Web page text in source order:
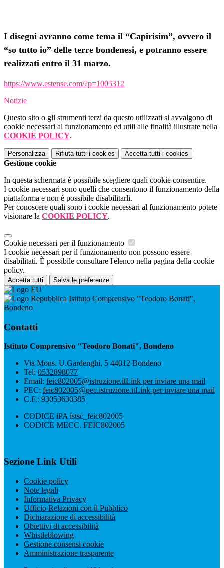
I disegni avranno come tema il “Capirisim”, ovvero il
“so tutto io” delle terre bondenesi, e potranno essere
realizzati entro il 31 marzo.
https://www.estense.com/?p=1005312
Notizie
Questo sito o gli strumenti terzi da questo utilizzati si avvalgono di
cookie necessari al funzionamento ed utili alle finalità illustrate nella
COOKIE POLICY.
Personalizza Rifiuta tutti i cookies Accetta tutti i cookies
Gestione cookie
In questa schermata è possibile scegliere quali cookie consentire.
I cookie necessari sono quelli che consentono il funzionamento della
piattaforma e non è possibile disabilitarli.
Per conoscere quali sono i cookie necessari al funzionamento potete
visionare la COOKIE POLICY.
Cookie necessari per il funzionamento
I cookie necessari per il funzionamento non possono essere
disabilitati. È possibile consultare l'elenco nella pagina della cookie
policy.
Accetta tutti Salva le preferenze
Istituto Comprensivo "Teodoro Bonati",
Bondeno
Contatti
Istituto Comprensivo "Teodoro Bonati", Bondeno
Via Mons. U.Gardenghi, 5 44012 Bondeno
Tel: 0532898077
Email: feic802005@istruzione.itLink per inviare una mail
PEC: feic802005@pec.istruzione.itLink per inviare una mail
C.F.: 93053630385
CODICE iPA istsc_feic802005
CODICE MECC. FEIC802005
Sezione Link Utili
Cookie policy
Note legali
Informativa Privacy
Ufficio Relazioni con il Pubblico
Dichiarazione di accessibilità
Obiettivi di accessibilità
Whistleblowing
Gestione consensi cookie
Amministrazione trasparente